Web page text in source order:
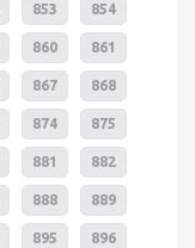
853 854
860 861
867 868
874 875
881 882
888 889
895 896